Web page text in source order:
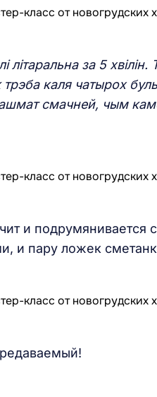
літаральна за 5
каля чатырох
смачней, чым
и подрумянивается
и пару ложек